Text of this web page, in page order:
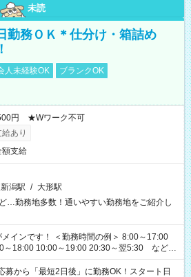
未読
勤務ＯＫ＊仕分け・箱詰め
人未経験OK
ブランクOK
円 ★Wワーク不可
あり
額支給
潟駅 / 大形駅
…勤務地多数！通いやすい勤務地をご紹介し
インです！ ＜勤務時間の例＞ 8:00～17:00
～18:00 10:00～19:00 20:30～翌5:30 など ★
間多数！ 日勤のみ、残業なし、交替制など
ださい！
から「最短2日後」に勤務OK！スタート日